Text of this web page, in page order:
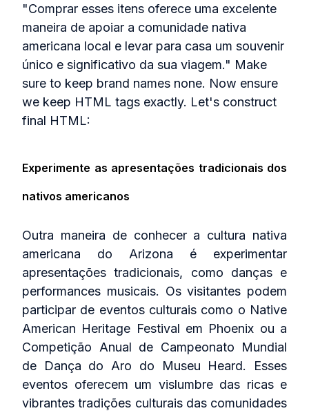
"Comprar esses itens oferece uma excelente
maneira de apoiar a comunidade nativa
americana local e levar para casa um souvenir
único e significativo da sua viagem." Make
sure to keep brand names none. Now ensure
we keep HTML tags exactly. Let's construct
final HTML:
Experimente as apresentações tradicionais dos
nativos americanos
Outra maneira de conhecer a cultura nativa
americana do Arizona é experimentar
apresentações tradicionais, como danças e
performances musicais. Os visitantes podem
participar de eventos culturais como o Native
American Heritage Festival em Phoenix ou a
Competição Anual de Campeonato Mundial
de Dança do Aro do Museu Heard. Esses
eventos oferecem um vislumbre das ricas e
vibrantes tradições culturais das comunidades